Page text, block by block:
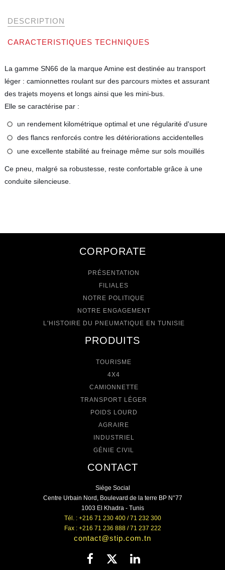
DESCRIPTION
CARACTERISTIQUES TECHNIQUES
La gamme SN66 de la marque Amine est destinée au transport
léger : camionnettes roulant sur des parcours mixtes et assurant
des trajets moyens et longs ainsi que les mini-bus.
Elle se caractérise par :
un rendement kilométrique optimal et une régularité d'usure
des flancs renforcés contre les détériorations accidentelles
une excellente stabilité au freinage même sur sols mouillés
Ce pneu, malgré sa robustesse, reste confortable grâce à une
conduite silencieuse.
CORPORATE
PRÉSENTATION
FILIALES
NOTRE POLITIQUE
NOTRE ENGAGEMENT
L'HISTOIRE DU PNEUMATIQUE EN TUNISIE
PRODUITS
TOURISME
4X4
CAMIONNETTE
TRANSPORT LÉGER
POIDS LOURD
AGRAIRE
INDUSTRIEL
GÉNIE CIVIL
CONTACT
Siége Social
Centre Urbain Nord, Boulevard de la terre BP N°77
1003 El Khadra - Tunis
Tél. : +216 71 230 400 / 71 232 300
Fax : +216 71 236 888 / 71 237 222
contact@stip.com.tn